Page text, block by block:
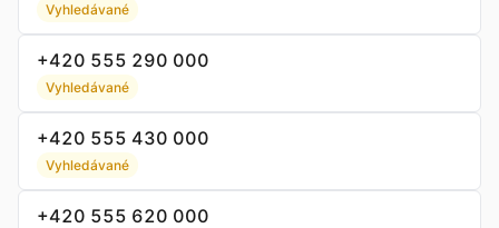
Vyhledávané
+420 555 290 000
Vyhledávané
+420 555 430 000
Vyhledávané
+420 555 620 000